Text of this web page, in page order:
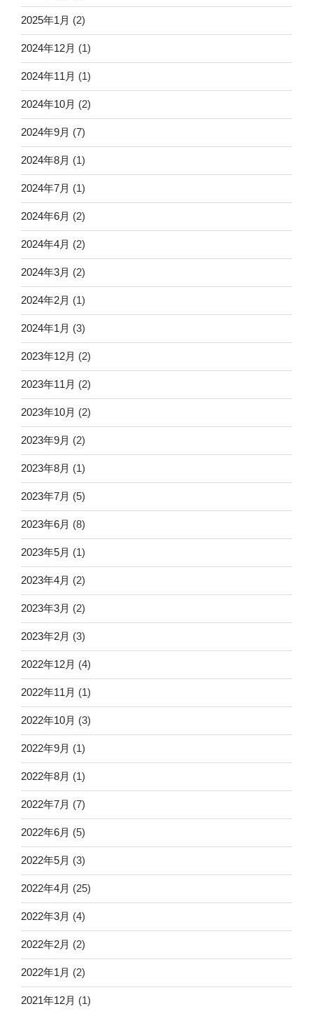
2025年1月 (2)
2024年12月 (1)
2024年11月 (1)
2024年10月 (2)
2024年9月 (7)
2024年8月 (1)
2024年7月 (1)
2024年6月 (2)
2024年4月 (2)
2024年3月 (2)
2024年2月 (1)
2024年1月 (3)
2023年12月 (2)
2023年11月 (2)
2023年10月 (2)
2023年9月 (2)
2023年8月 (1)
2023年7月 (5)
2023年6月 (8)
2023年5月 (1)
2023年4月 (2)
2023年3月 (2)
2023年2月 (3)
2022年12月 (4)
2022年11月 (1)
2022年10月 (3)
2022年9月 (1)
2022年8月 (1)
2022年7月 (7)
2022年6月 (5)
2022年5月 (3)
2022年4月 (25)
2022年3月 (4)
2022年2月 (2)
2022年1月 (2)
2021年12月 (1)